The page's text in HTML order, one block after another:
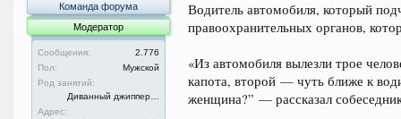
Команда форума
Модератор
Сообщения:
2.776
Пол:
Мужской
Род занятий:
Диванный джиппер…
Адрес:
Водитель автомобиля, который
правоохранительных органов,
«Из автомобиля вылезли трое
капота, второй — чуть ближе к
женщина?” — рассказал